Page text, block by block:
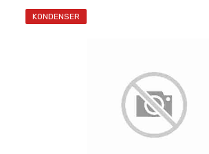
KONDENSER